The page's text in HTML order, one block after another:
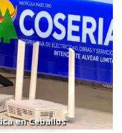
en Ceballos